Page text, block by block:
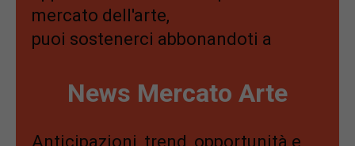
mercato dell'arte,
puoi sostenerci abbonandoti a
News Mercato Arte
Anticipazioni, trend, opportunità e